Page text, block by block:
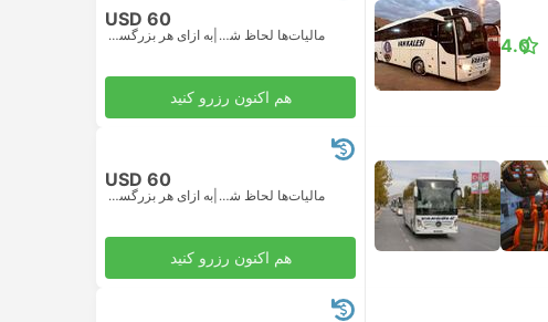
4.0
USD 60
مالیات‌ها لحاظ شده | به ازای هر بزرگسال
هم اکنون رزرو کنید
USD 60
مالیات‌ها لحاظ شده | به ازای هر بزرگسال
هم اکنون رزرو کنید